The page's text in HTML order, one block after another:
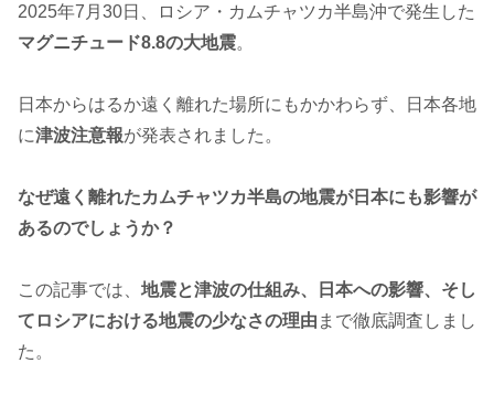
2025年7月30日、ロシア・カムチャツカ半島沖で発生した
マグニチュード8.8の大地震。
日本からはるか遠く離れた場所にもかかわらず、日本各地
に津波注意報が発表されました。
なぜ遠く離れたカムチャツカ半島の地震が日本にも影響が
あるのでしょうか？
この記事では、 地震と津波の仕組み、日本への影響、そし
てロシアにおける地震の少なさの理由 まで徹底調査しまし
た。